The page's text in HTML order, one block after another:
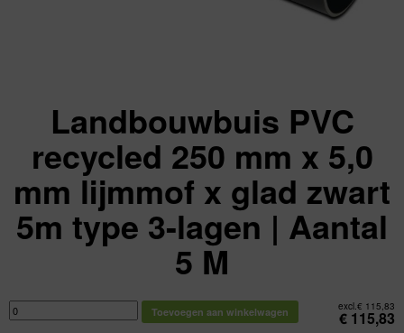
Landbouwbuis PVC
recycled 250 mm x 5,0
mm lijmmof x glad zwart
5m type 3-lagen | Aantal
5 M
excl.€ 115,83
€ 115,83
Landbouwbuis
PVC
recycled
Toevoegen aan winkelwagen